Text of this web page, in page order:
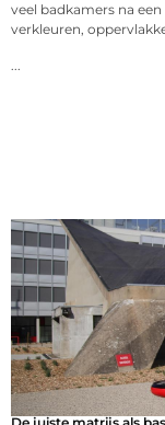
veel badkamers na
verkleuren,